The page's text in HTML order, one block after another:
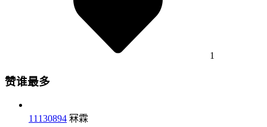
1
赞谁最多
11130894 冧霖